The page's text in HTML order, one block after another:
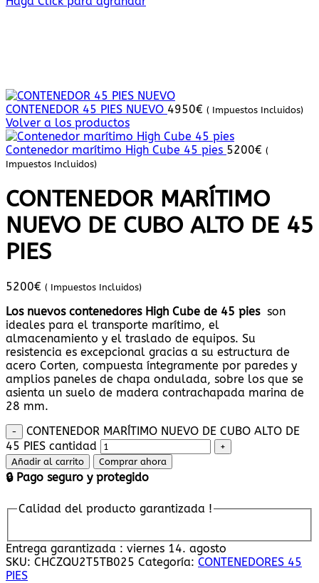
CONTENEDOR 45 PIES NUEVO 4950€ ( Impuestos Incluidos)
Volver a los productos
Contenedor marítimo High Cube 45 pies 5200€ (
Impuestos Incluidos)
CONTENEDOR MARÍTIMO
NUEVO DE CUBO ALTO DE 45
PIES
5200€ ( Impuestos Incluidos)
Los nuevos contenedores High Cube de 45 pies son
ideales para el transporte marítimo, el
almacenamiento y el traslado de equipos. Su
resistencia es excepcional gracias a su estructura de
acero Corten, compuesta íntegramente por paredes y
amplios paneles de chapa ondulada, sobre los que se
asienta un suelo de madera contrachapada marina de
28 mm.
CONTENEDOR MARÍTIMO NUEVO DE CUBO ALTO DE
45 PIES cantidad
Añadir al carrito Comprar ahora
🔒 Pago seguro y protegido
Calidad del producto garantizada !
Entrega garantizada : viernes 14. agosto
SKU: CHCZQU2T5TB025 Categoría: CONTENEDORES 45
PIES